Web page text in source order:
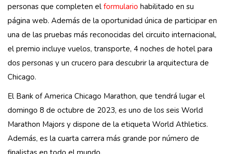
personas que completen el formulario habilitado en su
página web. Además de la oportunidad única de participar en
una de las pruebas más reconocidas del circuito internacional,
el premio incluye vuelos, transporte, 4 noches de hotel para
dos personas y un crucero para descubrir la arquitectura de
Chicago.
El Bank of America Chicago Marathon, que tendrá lugar el
domingo 8 de octubre de 2023, es uno de los seis World
Marathon Majors y dispone de la etiqueta World Athletics.
Además, es la cuarta carrera más grande por número de